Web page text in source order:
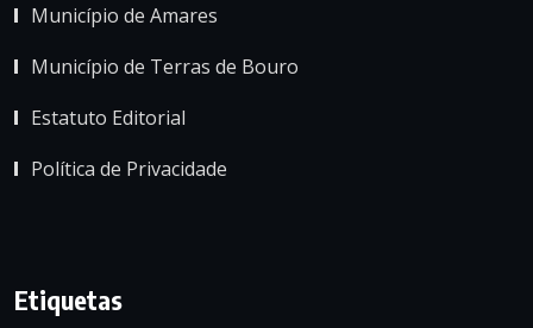
Município de Amares
Município de Terras de Bouro
Estatuto Editorial
Política de Privacidade
Etiquetas